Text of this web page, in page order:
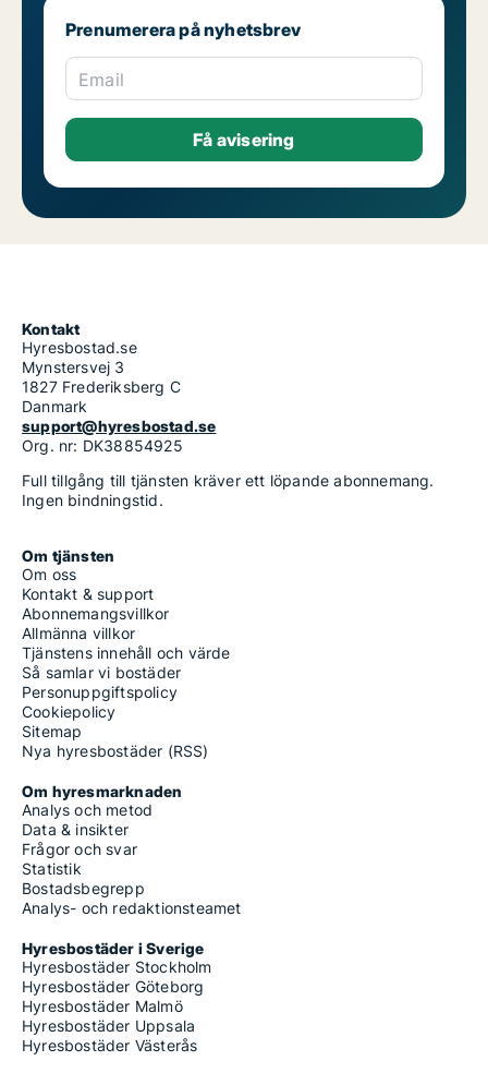
Prenumerera på nyhetsbrev
Email
Kontakt
Hyresbostad.se
Mynstersvej 3
1827 Frederiksberg C
Danmark
support@hyresbostad.se
Org. nr: DK38854925
Full tillgång till tjänsten kräver ett löpande abonnemang.
Ingen bindningstid.
Om tjänsten
Om oss
Kontakt & support
Abonnemangsvillkor
Allmänna villkor
Tjänstens innehåll och värde
Så samlar vi bostäder
Personuppgiftspolicy
Cookiepolicy
Sitemap
Nya hyresbostäder (RSS)
Om hyresmarknaden
Analys och metod
Data & insikter
Frågor och svar
Statistik
Bostadsbegrepp
Analys- och redaktionsteamet
Hyresbostäder i Sverige
Hyresbostäder Stockholm
Hyresbostäder Göteborg
Hyresbostäder Malmö
Hyresbostäder Uppsala
Hyresbostäder Västerås